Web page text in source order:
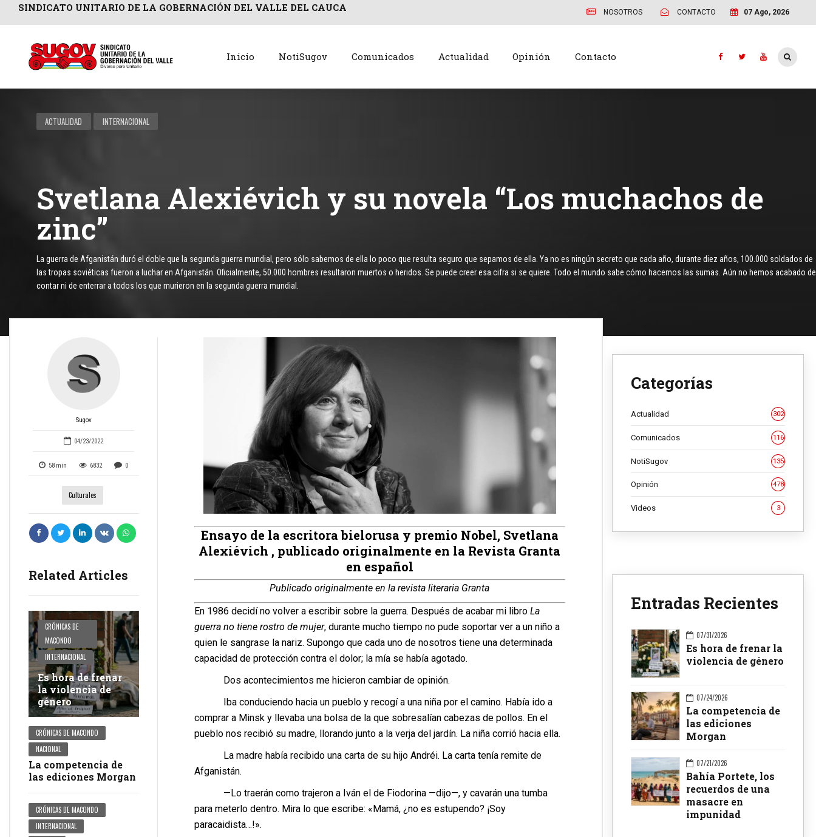
SINDICATO UNITARIO DE LA GOBERNACIÓN DEL VALLE DEL CAUCA NOSOTROS CONTACTO 07 Ago, 2026
Inicio NotiSugov Comunicados Actualidad Opinión Contacto
ACTUALIDAD INTERNACIONAL
Svetlana Alexiévich y su novela “Los muchachos de
zinc”
La guerra de Afganistán duró el doble que la segunda guerra mundial, pero sólo sabemos de ella lo poco que resulta seguro que sepamos de ella. Ya no es ningún secreto que cada año, durante diez años, 100.000 soldados de
las tropas soviéticas fueron a luchar en Afganistán. Oficialmente, 50.000 hombres resultaron muertos o heridos. Se puede creer esa cifra si se quiere. Todo el mundo sabe cómo hacemos las sumas. Aún no hemos acabado de
contar ni de enterrar a todos los que murieron en la segunda guerra mundial.
Sugov
04/23/2022
58 min 6832 0
Culturales
Related Articles
CRÓNICAS DE
MACONDO
INTERNACIONAL
Es hora de frenar
la violencia de
género
CRÓNICAS DE MACONDO
NACIONAL
La competencia de
las ediciones Morgan
CRÓNICAS DE MACONDO
INTERNACIONAL
Ensayo de la escritora bielorusa y premio Nobel, Svetlana
Alexiévich , publicado originalmente en la Revista Granta
en español
Publicado originalmente en la revista literaria Granta
En 1986 decidí no volver a escribir sobre la guerra. Después de acabar mi libro La
guerra no tiene rostro de mujer, durante mucho tiempo no pude soportar ver a un niño a
quien le sangrase la nariz. Supongo que cada uno de nosotros tiene una determinada
capacidad de protección contra el dolor; la mía se había agotado.
Dos acontecimientos me hicieron cambiar de opinión.
Iba conduciendo hacia un pueblo y recogí a una niña por el camino. Había ido a
comprar a Minsk y llevaba una bolsa de la que sobresalían cabezas de pollos. En el
pueblo nos recibió su madre, llorando junto a la verja del jardín. La niña corrió hacia ella.
La madre había recibido una carta de su hijo Andréi. La carta tenía remite de
Afganistán.
—Lo traerán como trajeron a Iván el de Fiodorina —dijo—, y cavarán una tumba
para meterlo dentro. Mira lo que escribe: «Mamá, ¿no es estupendo? ¡Soy
paracaidista…!».
Categorías
Actualidad 302
Comunicados 116
NotiSugov 135
Opinión 478
Videos 3
Entradas Recientes
07/31/2026
Es hora de frenar la
violencia de género
07/24/2026
La competencia de
las ediciones
Morgan
07/21/2026
Bahía Portete, los
recuerdos de una
masacre en
impunidad